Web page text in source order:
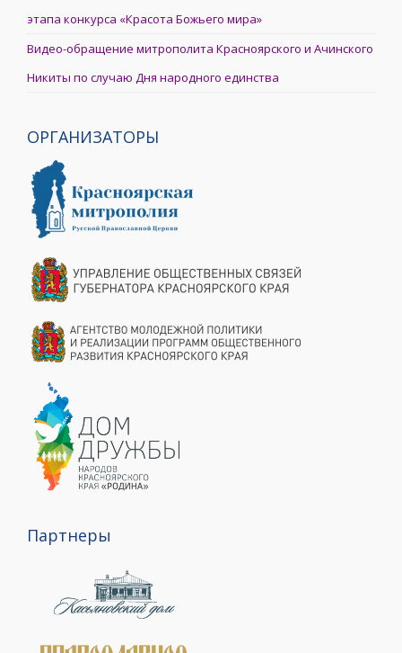
этапа конкурса «Красота Божьего мира»
Видео-обращение митрополита Красноярского и Ачинского
Никиты по случаю Дня народного единства
ОРГАНИЗАТОРЫ
Партнеры